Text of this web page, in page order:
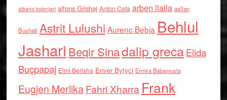
albano kolonjari alfons Grishaj Anton Cefa arben llalla asllan
Bushati Astrit Lulushi Aurenc Bebja Behlul
Jashari Beqir Sinadalip grecaElida
Buçpapaj Elmi Berisha Enver Bytyci Ermira Babamusta
Eugjen MerlikaFahri Xharra Frank